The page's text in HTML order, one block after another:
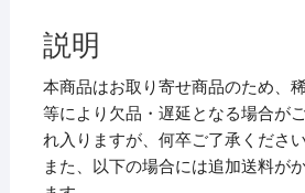
ス・
ウ
イ
ン
ド
ウ
説明
本商品はお取り寄せ商品のため、
等により欠品・遅延となる場合が
れ入りますが、何卒ご了承ください
また、以下の場合には追加送料が